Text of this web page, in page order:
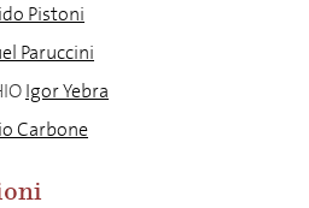
Pistoni
Paruccini
Igor Yebra
Carbone